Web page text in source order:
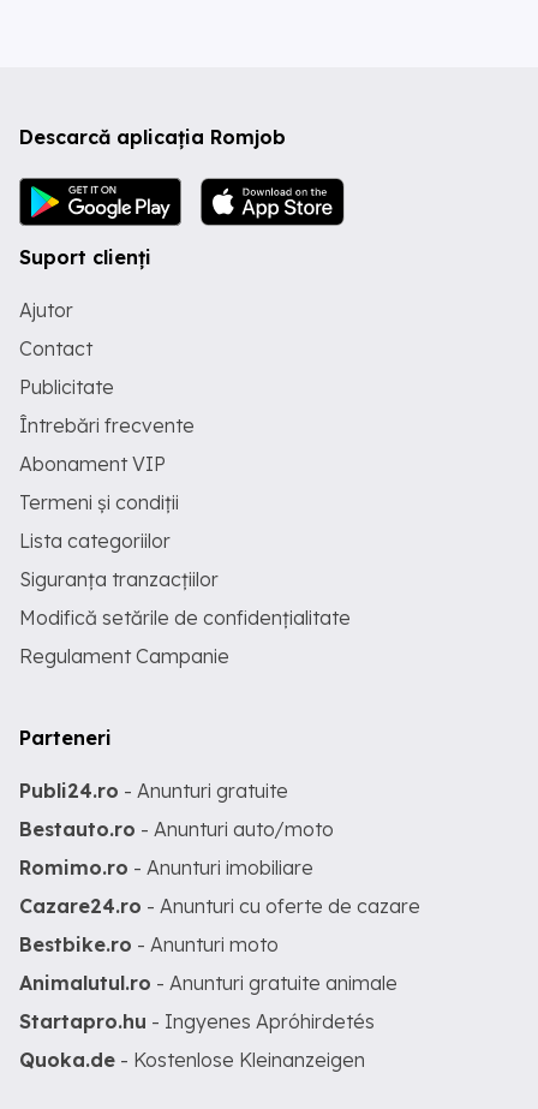
Descarcă aplicația Romjob
Suport clienți
Ajutor
Contact
Publicitate
Întrebări frecvente
Abonament VIP
Termeni și condiții
Lista categoriilor
Siguranța tranzacțiilor
Modifică setările de confidențialitate
Regulament Campanie
Parteneri
Publi24.ro - Anunturi gratuite
Bestauto.ro - Anunturi auto/moto
Romimo.ro - Anunturi imobiliare
Cazare24.ro - Anunturi cu oferte de cazare
Bestbike.ro - Anunturi moto
Animalutul.ro - Anunturi gratuite animale
Startapro.hu - Ingyenes Apróhirdetés
Quoka.de - Kostenlose Kleinanzeigen